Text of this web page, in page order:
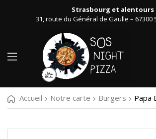
Strasbourg et alentours
31, route du Général de Gaulle – 67300
Accueil Notre carte Burgers Papa